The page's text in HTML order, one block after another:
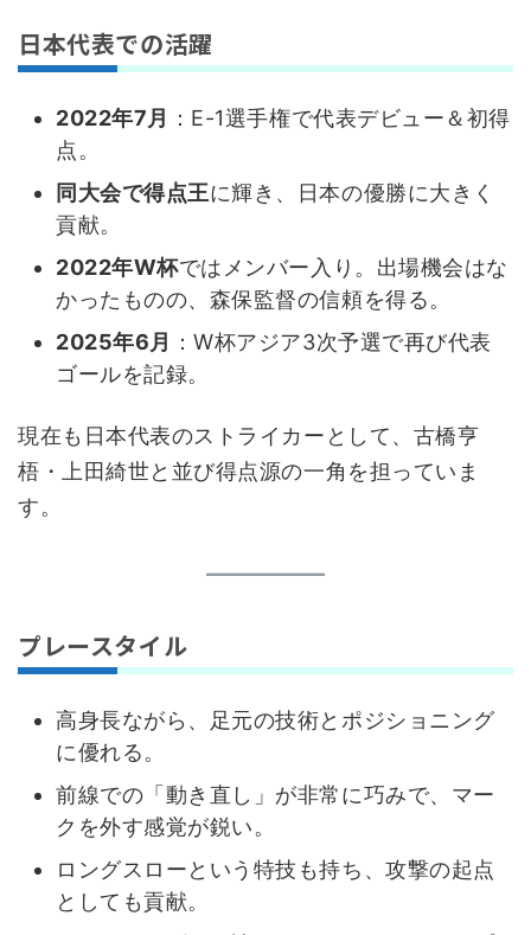
日本代表での活躍
2022年7月 ：E-1選手権で代表デビュー＆初得
点。
同大会で得点王に輝き、日本の優勝に大きく
貢献。
2022年W杯ではメンバー入り。出場機会はな
かったものの、森保監督の信頼を得る。
2025年6月 ：W杯アジア3次予選で再び代表
ゴールを記録。
現在も日本代表のストライカーとして、古橋亨
梧・上田綺世と並び得点源の一角を担っていま
す。
プレースタイル
高身長ながら、足元の技術とポジショニング
に優れる。
前線での「動き直し」が非常に巧みで、マー
クを外す感覚が鋭い。
ロングスローという特技も持ち、攻撃の起点
としても貢献。